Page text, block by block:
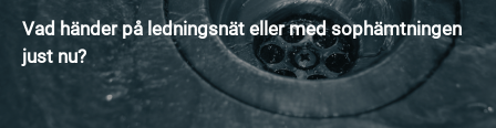
Vad händer på ledningsnät eller med sophämtningen
just nu?